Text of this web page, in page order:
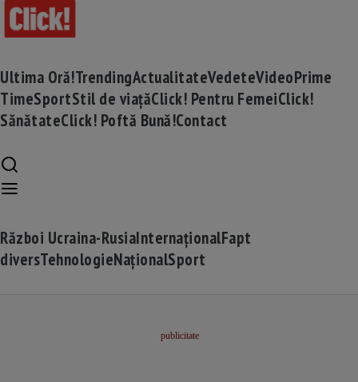
Ultima Oră!TrendingActualitateVedeteVideoPrime
TimeSportStil de viațăClick! Pentru FemeiClick!
SănătateClick! Poftă Bună!Contact
Război Ucraina-RusiaInternaționalFapt
diversTehnologieNaționalSport